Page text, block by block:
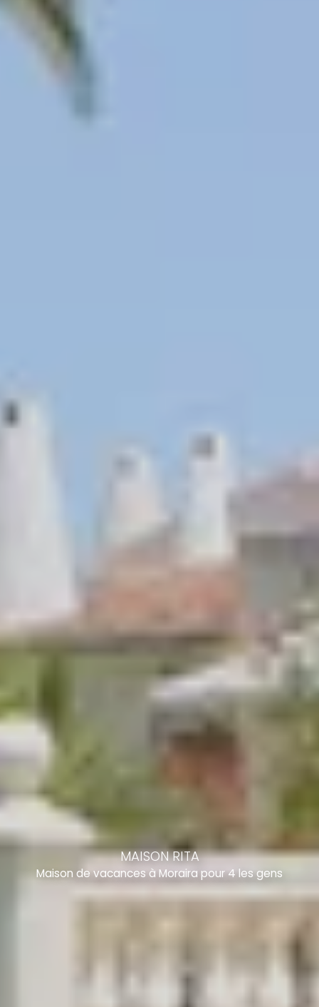
MAISON RITA
Maison de vacances à Moraira pour 4 les gens